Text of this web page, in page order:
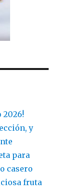
2026!
y
para
casero
fruta